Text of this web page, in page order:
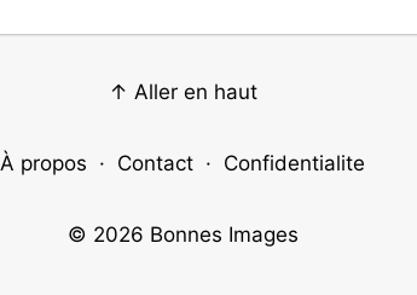
↑ Aller en haut
À propos · Contact · Confidentialite
© 2026 Bonnes Images